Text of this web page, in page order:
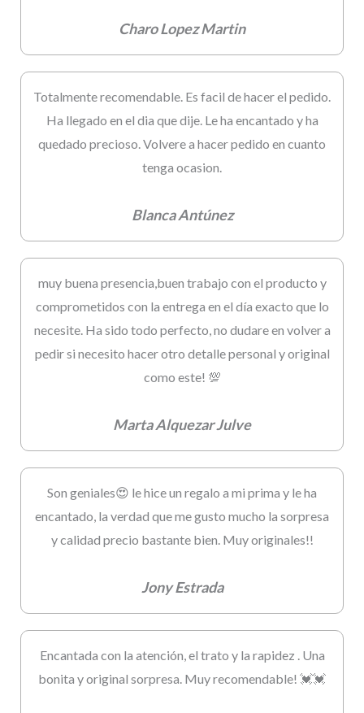
Charo Lopez Martin
Totalmente recomendable. Es facil de hacer el pedido.
Ha llegado en el dia que dije. Le ha encantado y ha
quedado precioso. Volvere a hacer pedido en cuanto
tenga ocasion.
Blanca Antúnez
muy buena presencia,buen trabajo con el producto y
comprometidos con la entrega en el día exacto que lo
necesite. Ha sido todo perfecto, no dudare en volver a
pedir si necesito hacer otro detalle personal y original
como este! 💯
Marta Alquezar Julve
Son geniales😍 le hice un regalo a mi prima y le ha
encantado, la verdad que me gusto mucho la sorpresa
y calidad precio bastante bien. Muy originales!!
Jony Estrada
Encantada con la atención, el trato y la rapidez . Una
bonita y original sorpresa. Muy recomendable! 💓💓